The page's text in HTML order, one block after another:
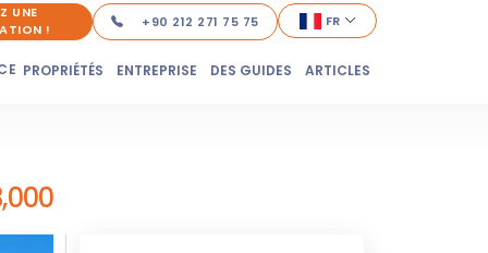
UNE
!
+90 212 271 75 75 FR
PROPRIÉTÉS ENTREPRISE DES GUIDES ARTICLES